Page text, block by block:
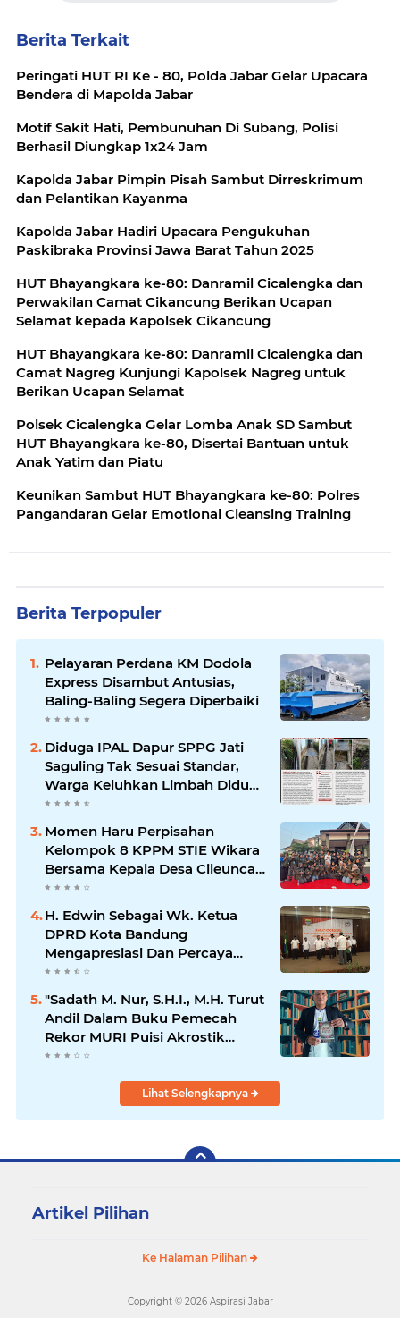
Berita Terkait
Peringati HUT RI Ke - 80, Polda Jabar Gelar Upacara
Bendera di Mapolda Jabar
Motif Sakit Hati, Pembunuhan Di Subang, Polisi
Berhasil Diungkap 1x24 Jam
Kapolda Jabar Pimpin Pisah Sambut Dirreskrimum
dan Pelantikan Kayanma
Kapolda Jabar Hadiri Upacara Pengukuhan
Paskibraka Provinsi Jawa Barat Tahun 2025
HUT Bhayangkara ke-80: Danramil Cicalengka dan
Perwakilan Camat Cikancung Berikan Ucapan
Selamat kepada Kapolsek Cikancung
HUT Bhayangkara ke-80: Danramil Cicalengka dan
Camat Nagreg Kunjungi Kapolsek Nagreg untuk
Berikan Ucapan Selamat
Polsek Cicalengka Gelar Lomba Anak SD Sambut
HUT Bhayangkara ke-80, Disertai Bantuan untuk
Anak Yatim dan Piatu
Keunikan Sambut HUT Bhayangkara ke-80: Polres
Pangandaran Gelar Emotional Cleansing Training
Berita Terpopuler
Pelayaran Perdana KM Dodola
Express Disambut Antusias,
Baling-Baling Segera Diperbaiki
Diduga IPAL Dapur SPPG Jati
Saguling Tak Sesuai Standar,
Warga Keluhkan Limbah Diduga
Mengalir ke Sungai
Momen Haru Perpisahan
Kelompok 8 KPPM STIE Wikara
Bersama Kepala Desa Cileunca
di Kecamatan Bojong
H. Edwin Sebagai Wk. Ketua
DPRD Kota Bandung
Mengapresiasi Dan Percaya
Penuh Kepada Kepemimpinan
Merdi Hajiji Sebagai ketua DPD
Lpm Kota Bandung Periode
2021-2026
"Sadath M. Nur, S.H.I., M.H. Turut
Andil Dalam Buku Pemecah
Rekor MURI Puisi Akrostik
Terbanyak
Lihat Selengkapnya
Artikel Pilihan
Ke Halaman Pilihan
Copyright © 2026 Aspirasi Jabar